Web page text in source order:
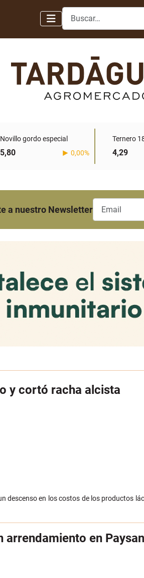
Buscar
Novillo gordo especial
5,80 0,00%
Ternero
4,29
a nuestro Newsletter
y cortó racha alcista
descenso en los costos de los productos
en